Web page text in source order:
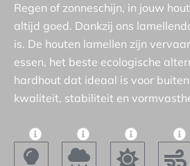
Regen of zonneschijn, in jouw
altijd goed. Dankzij ons
is. De houten lamellen zijn
essen, het beste ecologische
hardhout dat ideaal is voor
kwaliteit, stabiliteit en